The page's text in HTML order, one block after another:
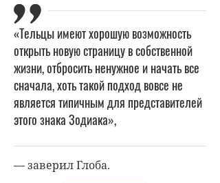
«Тельцы имеют хорошую возможность
открыть новую страницу в собственной
жизни, отбросить ненужное и начать все
сначала, хоть такой подход вовсе не
является типичным для представителей
этого знака Зодиака»,
— заверил Глоба.